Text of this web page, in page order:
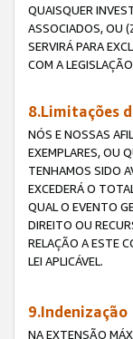
QUAISQUER
ASSOCIADOS, OU
SERVIRÁ PARA
COM A
8.Limitações
NÓS E NOSSAS
EXEMPLARES, OU
TENHAMOS SIDO
EXCEDERÁ O
QUAL O EVENTO
DIREITO OU
RELAÇÃO A ESTE
LEI APLICÁVEL.
9.Indenização
NA EXTENSÃO